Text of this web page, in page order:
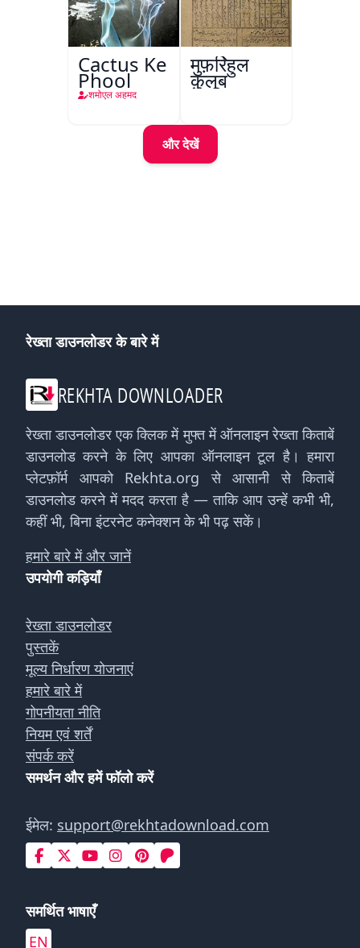
Cactus Ke
Phool
शमोएल अहमद
मुफ़र्रिहुल
क़ुलूब
और देखें
रेख्ता डाउनलोडर के बारे में
REKHTA DOWNLOADER
रेख्ता डाउनलोडर एक क्लिक में मुफ्त में ऑनलाइन रेख्ता किताबें
डाउनलोड करने के लिए आपका ऑनलाइन टूल है। हमारा
प्लेटफ़ॉर्म आपको Rekhta.org से आसानी से किताबें
डाउनलोड करने में मदद करता है — ताकि आप उन्हें कभी भी,
कहीं भी, बिना इंटरनेट कनेक्शन के भी पढ़ सकें।
हमारे बारे में और जानें
उपयोगी कड़ियाँ
रेख्ता डाउनलोडर
पुस्तकें
मूल्य निर्धारण योजनाएं
हमारे बारे में
गोपनीयता नीति
नियम एवं शर्तें
संपर्क करें
समर्थन और हमें फॉलो करें
ईमेल: support@rekhtadownload.com
समर्थित भाषाएँ
EN